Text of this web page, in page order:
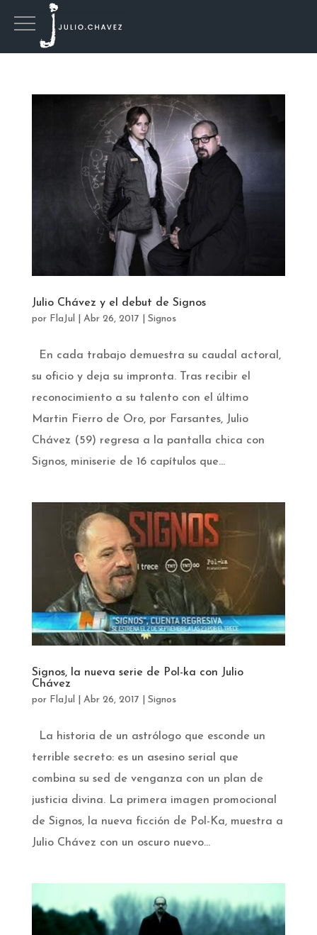
Julio Chávez y el debut de Signos
por FlaJul Abr 26, 2017 Signos
En cada trabajo demuestra su caudal actoral,
su oficio y deja su impronta. Tras recibir el
reconocimiento a su talento con el último
Martin Fierro de Oro, por Farsantes, Julio
Chávez (59) regresa a la pantalla chica con
Signos, miniserie de 16 capítulos que...
Signos, la nueva serie de Pol-ka con Julio
Chávez
por FlaJul Abr 26, 2017 Signos
La historia de un astrólogo que esconde un
terrible secreto: es un asesino serial que
combina su sed de venganza con un plan de
justicia divina. La primera imagen promocional
de Signos, la nueva ficción de Pol-Ka, muestra a
Julio Chávez con un oscuro nuevo...